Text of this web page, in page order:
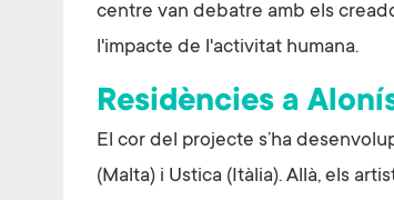
centre van debatre amb els
l'impacte de l'activitat humana.
Residències a
El cor del projecte s’ha
(Malta) i Ustica (Itàlia). Allà, els